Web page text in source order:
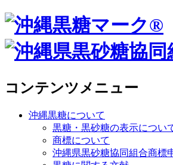
コンテンツメニュー
沖縄黒糖について
黒糖・黒砂糖の表示につい
商標について
沖縄県黒砂糖協同組合商標